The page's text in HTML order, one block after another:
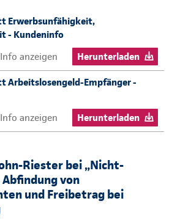
Erwerbsunfähigkeit,
- Kundeninfo
Info anzeigen
Herunterladen
Arbeitslosengeld-Empfänger -
Info anzeigen
Herunterladen
Riester bei „Nicht-
von
und Freibetrag bei